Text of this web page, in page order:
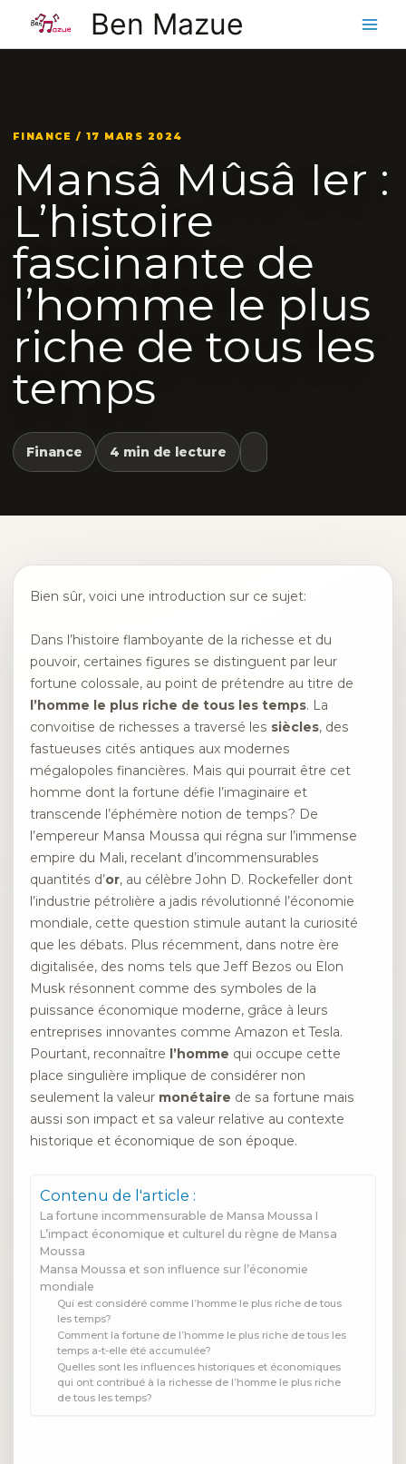
contenu
Ben Mazue
FINANCE / 17 MARS 2024
Mansâ Mûsâ Ier :
L’histoire
fascinante de
l’homme le plus
riche de tous les
temps
Finance 4 min de lecture
Bien sûr, voici une introduction sur ce sujet:
Dans l’histoire flamboyante de la richesse et du
pouvoir, certaines figures se distinguent par leur
fortune colossale, au point de prétendre au titre de
l’homme le plus riche de tous les temps. La
convoitise de richesses a traversé les siècles, des
fastueuses cités antiques aux modernes
mégalopoles financières. Mais qui pourrait être cet
homme dont la fortune défie l’imaginaire et
transcende l’éphémère notion de temps? De
l’empereur Mansa Moussa qui régna sur l’immense
empire du Mali, recelant d’incommensurables
quantités d’or, au célèbre John D. Rockefeller dont
l’industrie pétrolière a jadis révolutionné l’économie
mondiale, cette question stimule autant la curiosité
que les débats. Plus récemment, dans notre ère
digitalisée, des noms tels que Jeff Bezos ou Elon
Musk résonnent comme des symboles de la
puissance économique moderne, grâce à leurs
entreprises innovantes comme Amazon et Tesla.
Pourtant, reconnaître l’homme qui occupe cette
place singulière implique de considérer non
seulement la valeur monétaire de sa fortune mais
aussi son impact et sa valeur relative au contexte
historique et économique de son époque.
Contenu de l'article :
La fortune incommensurable de Mansa Moussa I
L’impact économique et culturel du règne de Mansa
Moussa
Mansa Moussa et son influence sur l’économie
mondiale
Qui est considéré comme l’homme le plus riche de tous
les temps?
Comment la fortune de l’homme le plus riche de tous les
temps a-t-elle été accumulée?
Quelles sont les influences historiques et économiques
qui ont contribué à la richesse de l’homme le plus riche
de tous les temps?